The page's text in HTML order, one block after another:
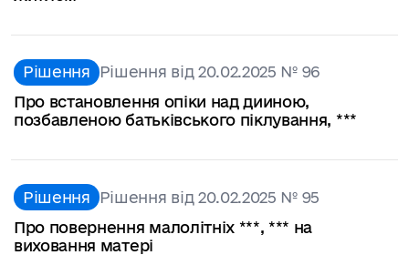
Рішення Рішення від 20.02.2025 № 96
Про встановлення опіки над дииною,
позбавленою батьківського піклування, ***
Рішення Рішення від 20.02.2025 № 95
Про повернення малолітніх ***, *** на
виховання матері